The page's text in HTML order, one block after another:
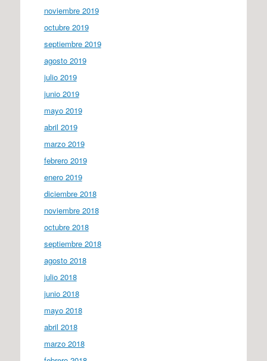
noviembre 2019
octubre 2019
septiembre 2019
agosto 2019
julio 2019
junio 2019
mayo 2019
abril 2019
marzo 2019
febrero 2019
enero 2019
diciembre 2018
noviembre 2018
octubre 2018
septiembre 2018
agosto 2018
julio 2018
junio 2018
mayo 2018
abril 2018
marzo 2018